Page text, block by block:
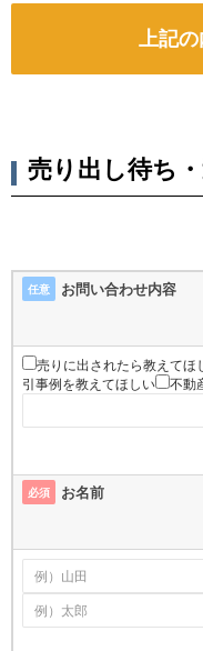
売り出し待ち
任意 お問い合わせ内容
売りに出されたら教えてほ
引事例を教えてほしい
不動
必須 お名前